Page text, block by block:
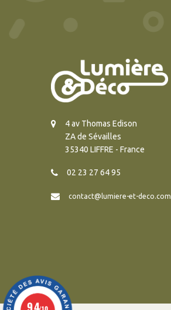
4 av Thomas Edison
ZA de Sévailles
35340 LIFFRE - France
02 23 27 64 95
contact@lumiere-et-deco.com
9.4